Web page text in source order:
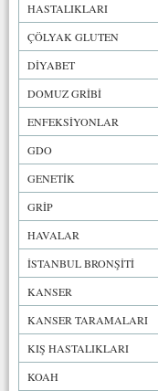
HASTALIKLARI
ÇÖLYAK GLUTEN
DİYABET
DOMUZ GRİBİ
ENFEKSİYONLAR
GDO
GENETİK
GRİP
HAVALAR
İSTANBUL BRONŞİTİ
KANSER
KANSER TARAMALARI
KIŞ HASTALIKLARI
KOAH